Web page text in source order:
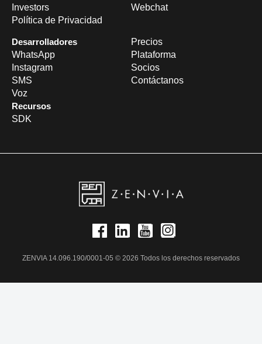
Investors
Política de Privacidad
Webchat
Desarrolladores
WhatsApp
Instagram
SMS
Voz
Recursos
SDK
Precios
Plataforma
Socios
Contáctanos
ZENVIA 14.096.190/0001-05 © 2026 Todos los derechos reservados